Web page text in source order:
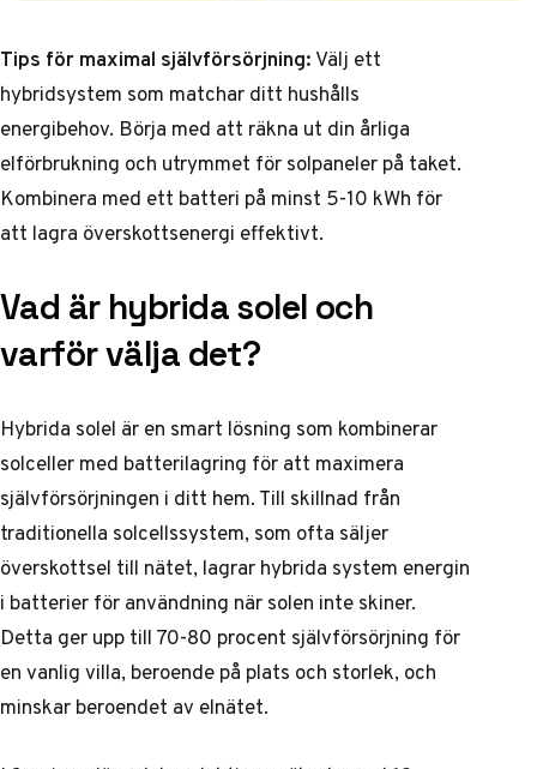
Tips för maximal självförsörjning:Välj ett
hybridsystem som matchar ditt hushålls
energibehov. Börja med att räkna ut din årliga
elförbrukning och utrymmet för solpaneler på taket.
Kombinera med ett batteri på minst 5-10 kWh för
att lagra överskottsenergi effektivt.
Vad är hybrida solel och
varför välja det?
Hybrida solel är en smart lösning som kombinerar
solceller med batterilagring för att maximera
självförsörjningen i ditt hem. Till skillnad från
traditionella solcellssystem, som ofta säljer
överskottsel till nätet, lagrar hybrida system energin
i batterier för användning när solen inte skiner.
Detta ger upp till 70-80 procent självförsörjning för
en vanlig villa, beroende på plats och storlek, och
minskar beroendet av elnätet.